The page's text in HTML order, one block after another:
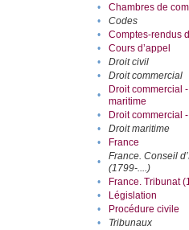
•
Chambres de
•
Codes
•
Comptes-rendus
•
Cours d’appel
•
Droit civil
•
Droit commercial
•
Droit commercial
maritime
• Droit commercial
•
Droit maritime
•
France
•
France. Conseil
(1799-....)
• France. Tribunat
•
Législation
•
Procédure civile
•
Tribunaux